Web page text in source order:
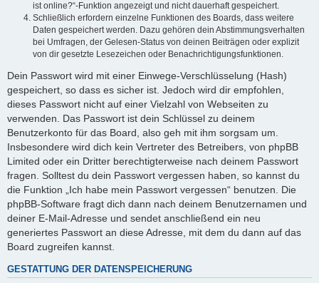
ist online?“-Funktion angezeigt und nicht dauerhaft gespeichert.
Schließlich erfordern einzelne Funktionen des Boards, dass weitere
Daten gespeichert werden. Dazu gehören dein Abstimmungsverhalten
bei Umfragen, der Gelesen-Status von deinen Beiträgen oder explizit
von dir gesetzte Lesezeichen oder Benachrichtigungsfunktionen.
Dein Passwort wird mit einer Einwege-Verschlüsselung (Hash)
gespeichert, so dass es sicher ist. Jedoch wird dir empfohlen,
dieses Passwort nicht auf einer Vielzahl von Webseiten zu
verwenden. Das Passwort ist dein Schlüssel zu deinem
Benutzerkonto für das Board, also geh mit ihm sorgsam um.
Insbesondere wird dich kein Vertreter des Betreibers, von phpBB
Limited oder ein Dritter berechtigterweise nach deinem Passwort
fragen. Solltest du dein Passwort vergessen haben, so kannst du
die Funktion „Ich habe mein Passwort vergessen“ benutzen. Die
phpBB-Software fragt dich dann nach deinem Benutzernamen und
deiner E-Mail-Adresse und sendet anschließend ein neu
generiertes Passwort an diese Adresse, mit dem du dann auf das
Board zugreifen kannst.
GESTATTUNG DER DATENSPEICHERUNG